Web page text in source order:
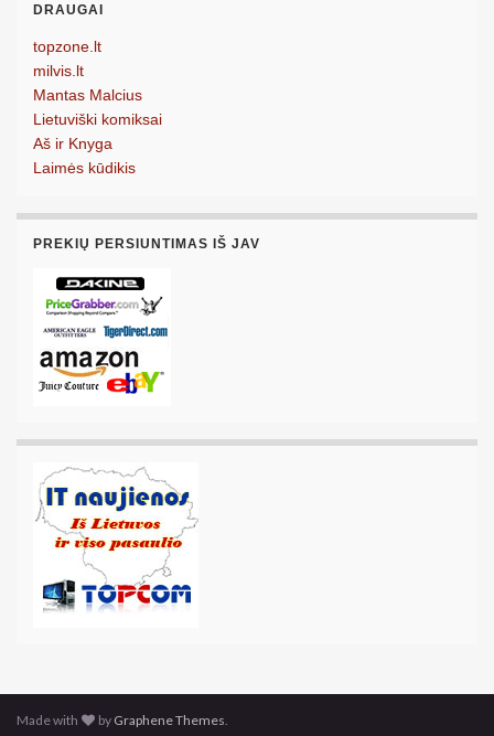
DRAUGAI
topzone.lt
milvis.lt
Mantas Malcius
Lietuviški komiksai
Aš ir Knyga
Laimės kūdikis
PREKIŲ PERSIUNTIMAS IŠ JAV
Made with by Graphene Themes